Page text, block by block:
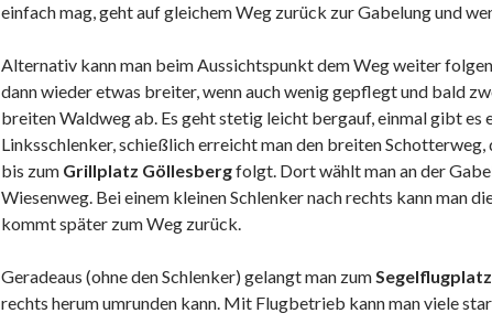
einfach mag, geht auf gleichem Weg zurück zur Gabelung und
Alternativ kann man beim Aussichtspunkt dem Weg weiter
dann wieder etwas breiter, wenn auch wenig gepflegt und bald
breiten Waldweg ab. Es geht stetig leicht bergauf, einmal gibt es
Linksschlenker, schießlich erreicht man den breiten Schotterweg,
bis zum Grillplatz Göllesbergfolgt. Dort wählt man an der
Wiesenweg. Bei einem kleinen Schlenker nach rechts kann man
kommt später zum Weg zurück.
Geradeaus (ohne den Schlenker) gelangt man zum
rechts herum umrunden kann. Mit Flugbetrieb kann man viele